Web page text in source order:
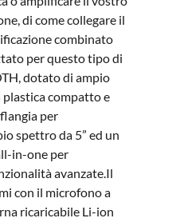
di come collegare il
combinato
per questo tipo di
dotato di ampio
plastica compatto e
per
spettro da 5” ed un
in-one per
avanzate.Il
con il microfono a
ricaricabile Li-ion